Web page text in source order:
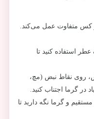
متفاوت عمل می‌کند.
استفاده کنید تا
روی نقاط نبض (مچ،
در گرما اجتناب کنید.
و گرما نگه دارید تا